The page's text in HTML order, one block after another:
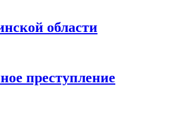
области
преступление